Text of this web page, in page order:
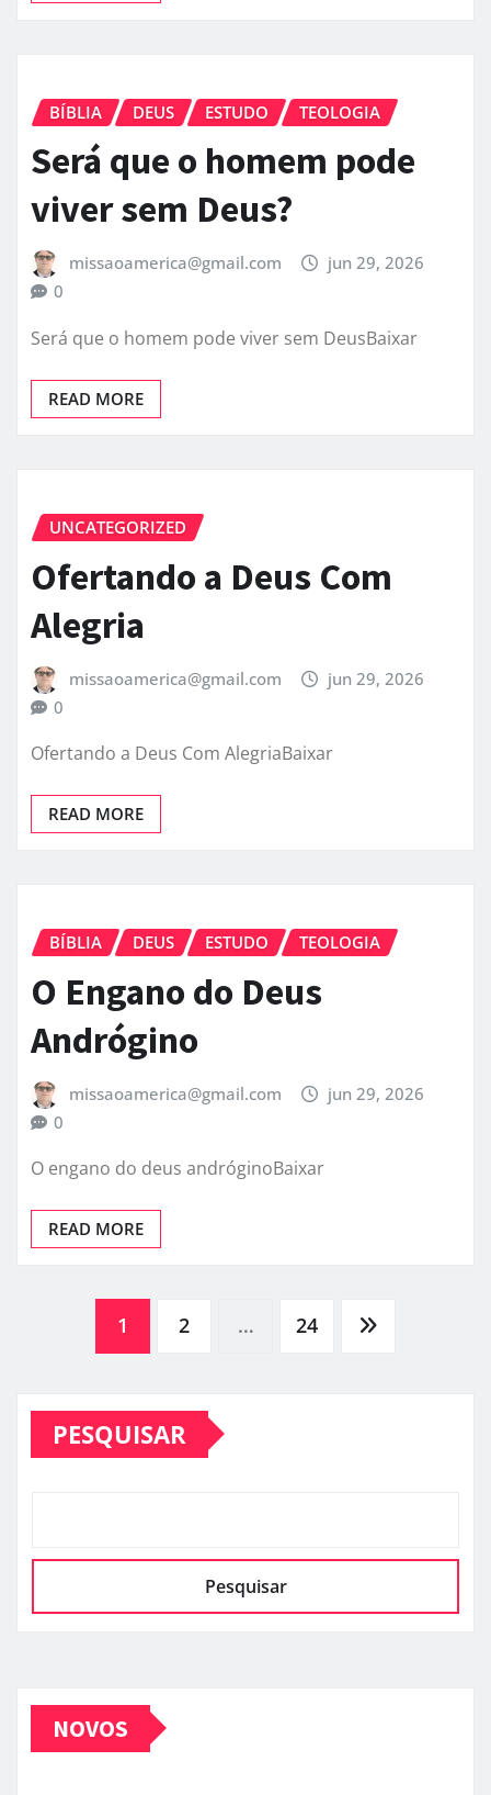
BÍBLIA DEUS ESTUDO TEOLOGIA
Será que o homem pode
viver sem Deus?
missaoamerica@gmail.com
jun 29, 2026
0
Será que o homem pode viver sem DeusBaixar
READ MORE
UNCATEGORIZED
Ofertando a Deus Com
Alegria
missaoamerica@gmail.com
jun 29, 2026
0
Ofertando a Deus Com AlegriaBaixar
READ MORE
BÍBLIA DEUS ESTUDO TEOLOGIA
O Engano do Deus
Andrógino
missaoamerica@gmail.com
jun 29, 2026
0
O engano do deus andróginoBaixar
READ MORE
Paginação
de
posts
1 2 … 24
PESQUISAR
Pesquisar
NOVOS